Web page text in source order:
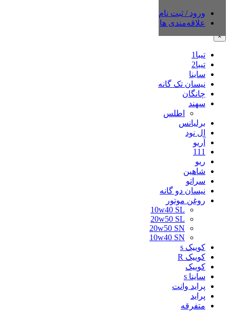
دسته‌بندی‌ها
×
تیبا1
تیبا2
ساینا
نیسان تک گانه
چانگان
سهند
اطلس
برلیانس
ال نود
آریو
111
ریو
شاهین
سراتو
نیسان دو گانه
روغن موتور
10w40 SL
20w50 SL
20w50 SN
10w40 SN
کوییک s
کوییک R
کوییک
ساینا s
پراید وانت
پراید
متفرقه
ورود / ثبت نام
علاقه‌مندی ها